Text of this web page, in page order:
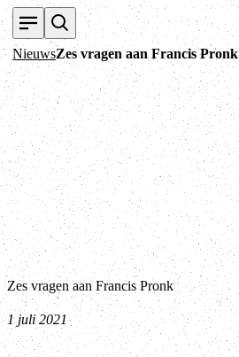
NieuwsZes vragen aan Francis Pronk
Zes vragen aan Francis Pronk
1 juli 2021